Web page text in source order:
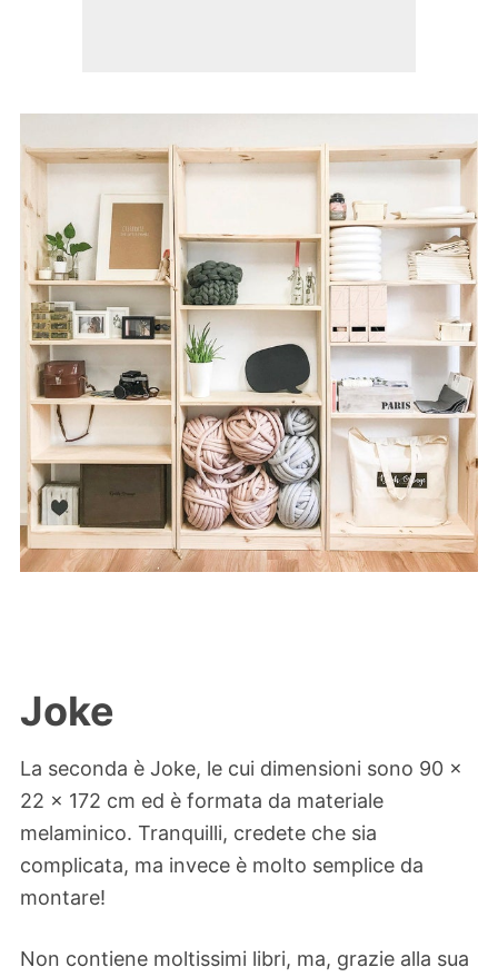
Joke
La seconda è Joke, le cui dimensioni sono 90 x
22 x 172 cm ed è formata da materiale
melaminico. Tranquilli, credete che sia
complicata, ma invece è molto semplice da
montare!
Non contiene moltissimi libri, ma, grazie alla sua